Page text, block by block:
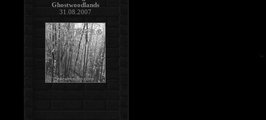
Ghostwoodlands
31.08.2007